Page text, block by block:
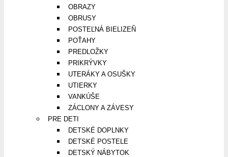
OBRAZY
OBRUSY
POSTEĽNÁ BIELIZEŇ
POŤAHY
PREDLOŽKY
PRIKRÝVKY
UTERÁKY A OSUŠKY
UTIERKY
VANKÚŠE
ZÁCLONY A ZÁVESY
PRE DETI
DETSKÉ DOPLNKY
DETSKÉ POSTELE
DETSKÝ NÁBYTOK